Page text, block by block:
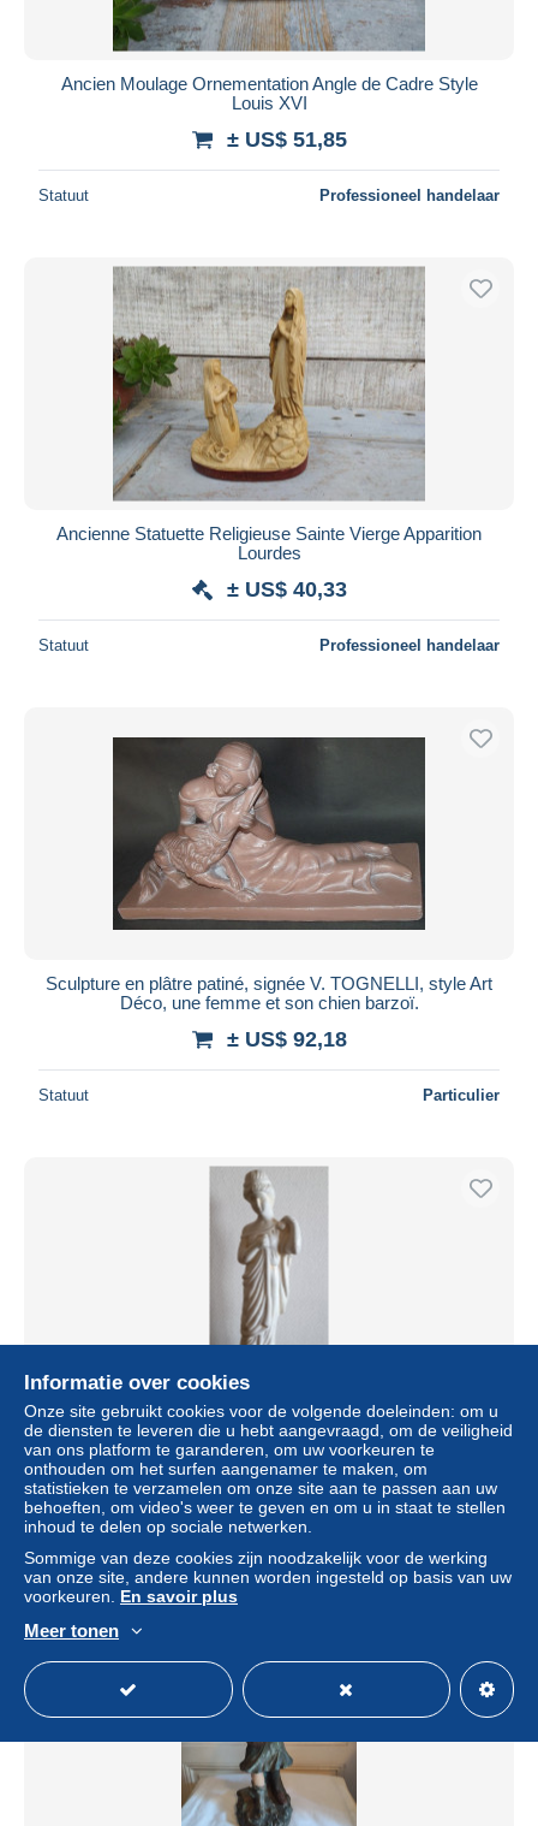
Ancien Moulage Ornementation Angle de Cadre Style
Louis XVI
± US$ 51,85
Statuut Professioneel handelaar
Ancienne Statuette Religieuse Sainte Vierge Apparition
Lourdes
± US$ 40,33
Statuut Professioneel handelaar
Sculpture en plâtre patiné, signée V. TOGNELLI, style Art
Déco, une femme et son chien barzoï.
± US$ 92,18
Statuut Particulier
Statue en plâtre, femme romaine ou grecque, hauteur 39
cm
± US$ 23,04
Informatie over cookies
Onze site gebruikt cookies voor de volgende doeleinden: om u
de diensten te leveren die u hebt aangevraagd, om de veiligheid
van ons platform te garanderen, om uw voorkeuren te
onthouden om het surfen aangenamer te maken, om
statistieken te verzamelen om onze site aan te passen aan uw
behoeften, om video's weer te geven en om u in staat te stellen
inhoud te delen op sociale netwerken.
Sommige van deze cookies zijn noodzakelijk voor de werking
van onze site, andere kunnen worden ingesteld op basis van uw
voorkeuren. En savoir plus
Meer tonen